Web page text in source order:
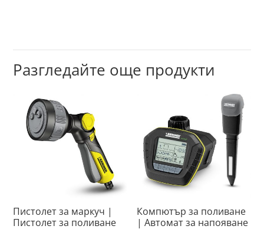
Разгледайте още продукти
Пистолет за маркуч |
Пистолет за поливане
Компютър за поливане
| Автомат за напояване